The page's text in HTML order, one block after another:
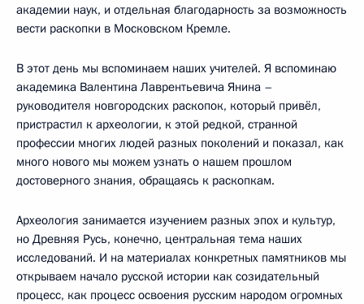
академии наук, и отдельная благодарность за возможность
вести раскопки в Московском Кремле.
В этот день мы вспоминаем наших учителей. Я вспоминаю
академика Валентина Лаврентьевича Янина –
руководителя новгородских раскопок, который привёл,
пристрастил к археологии, к этой редкой, странной
профессии многих людей разных поколений и показал, как
много нового мы можем узнать о нашем прошлом
достоверного знания, обращаясь к раскопкам.
Археология занимается изучением разных эпох и культур,
но Древняя Русь, конечно, центральная тема наших
исследований. И на материалах конкретных памятников мы
открываем начало русской истории как созидательный
процесс, как процесс освоения русским народом огромных